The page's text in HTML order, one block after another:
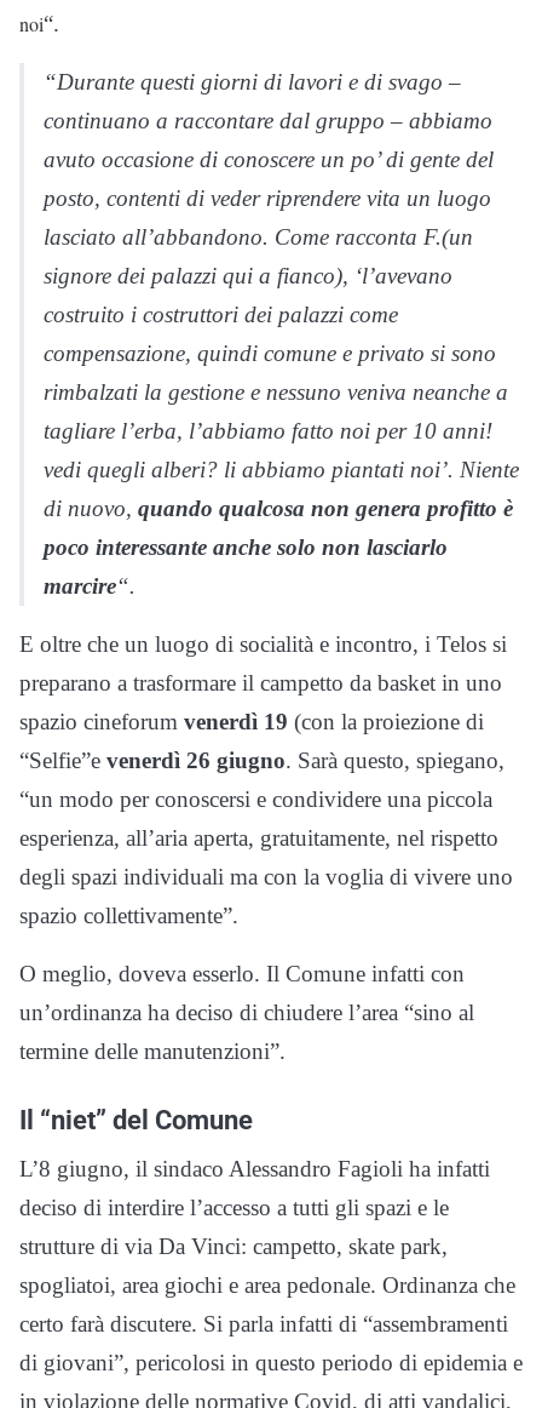
noi“.
“Durante questi giorni di lavori e di svago –
continuano a raccontare dal gruppo – abbiamo
avuto occasione di conoscere un po’ di gente del
posto, contenti di veder riprendere vita un luogo
lasciato all’abbandono. Come racconta F.(un
signore dei palazzi qui a fianco), ‘l’avevano
costruito i costruttori dei palazzi come
compensazione, quindi comune e privato si sono
rimbalzati la gestione e nessuno veniva neanche a
tagliare l’erba, l’abbiamo fatto noi per 10 anni!
vedi quegli alberi? li abbiamo piantati noi’. Niente
di nuovo, quando qualcosa non genera profitto è
poco interessante anche solo non lasciarlo
marcire“.
E oltre che un luogo di socialità e incontro, i Telos si
preparano a trasformare il campetto da basket in uno
spazio cineforum venerdì 19 (con la proiezione di
“Selfie”e venerdì 26 giugno. Sarà questo, spiegano,
“un modo per conoscersi e condividere una piccola
esperienza, all’aria aperta, gratuitamente, nel rispetto
degli spazi individuali ma con la voglia di vivere uno
spazio collettivamente”.
O meglio, doveva esserlo. Il Comune infatti con
un’ordinanza ha deciso di chiudere l’area “sino al
termine delle manutenzioni”.
Il “niet” del Comune
L’8 giugno, il sindaco Alessandro Fagioli ha infatti
deciso di interdire l’accesso a tutti gli spazi e le
strutture di via Da Vinci: campetto, skate park,
spogliatoi, area giochi e area pedonale. Ordinanza che
certo farà discutere. Si parla infatti di “assembramenti
di giovani”, pericolosi in questo periodo di epidemia e
in violazione delle normative Covid, di atti vandalici,